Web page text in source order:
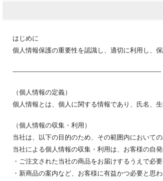
はじめに
個人情報保護の重要性を認識し、適切に利用し、
--------------------------------------------------------------------------
（個人情報の定義）
個人情報とは、個人に関する情報であり、氏名、
（個人情報の収集・利用）
当社は、以下の目的のため、その範囲内において
当社による個人情報の収集・利用は、お客様の自
・ご注文された当社の商品をお届けするうえで必
・新商品の案内など、お客様に有益かつ必要と思